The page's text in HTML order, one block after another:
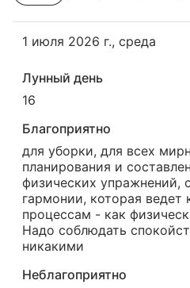
1 июля 2026 г., среда
Лунный день
16
Благоприятно
для уборки, для всех
планирования и
физических упражнений,
гармонии, которая
процессам - как
Надо соблюдать
никакими
Неблагоприятно